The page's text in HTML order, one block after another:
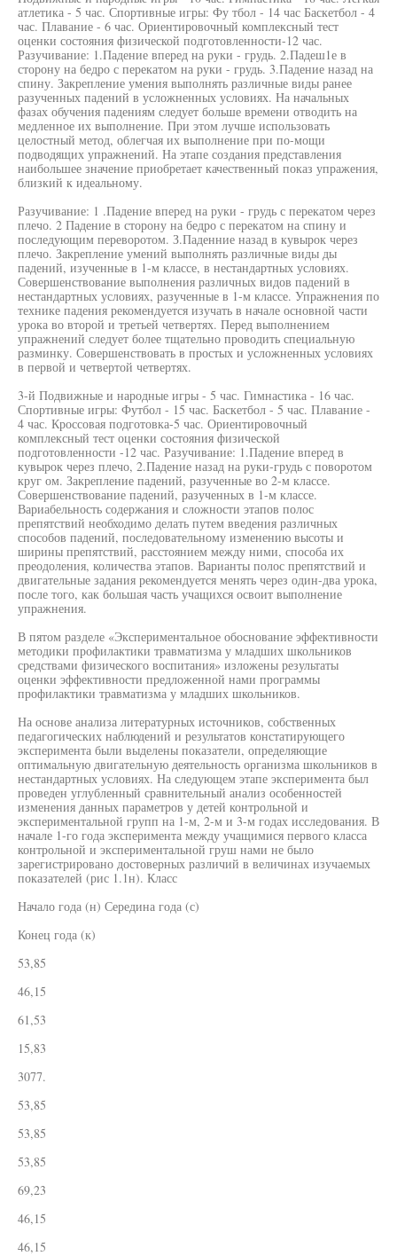
атлетика - 5 час. Спортивные игры: Фу тбол - 14 час Баскетбол - 4
час. Плавание - 6 час. Ориентировочный комплексный тест
оценки состояния физической подготовленности-12 час.
Разучивание: 1.Падение вперед на руки - грудь. 2.Падеш1е в
сторону на бедро с перекатом на руки - грудь. 3.Падение назад на
спину. Закрепление умения выполнять различные виды ранее
разученных падений в усложненных условиях. На начальных
фазах обучения падениям следует больше времени отводить на
медленное их выполнение. При этом лучше использовать
целостный метод, облегчая их выполнение при по-мощи
подводящих упражнений. На этапе создания представления
наибольшее значение приобретает качественный показ упражения,
близкий к идеальному.
Разучивание: 1 .Падение вперед на руки - грудь с перекатом через
плечо. 2 Падение в сторону на бедро с перекатом на спину и
последующим переворотом. З.Паденние назад в кувырок через
плечо. Закрепление умений выполнять различные виды ды
падений, изученные в 1-м классе, в нестандартных условиях.
Совершенствование выполнения различных видов падений в
нестандартных условиях, разученные в 1-м классе. Упражнения по
технике падения рекомендуется изучать в начале основной части
урока во второй и третьей четвертях. Перед выполнением
упражнений следует более тщательно проводить специальную
разминку. Совершенствовать в простых и усложненных условиях
в первой и четвертой четвертях.
3-й Подвижные и народные игры - 5 час. Гимнастика - 16 час.
Спортивные игры: Футбол - 15 час. Баскетбол - 5 час. Плавание -
4 час. Кроссовая подготовка-5 час. Ориентировочный
комплексный тест оценки состояния физической
подготовленности -12 час. Разучивание: 1.Падение вперед в
кувырок через плечо, 2.Падение назад на руки-грудь с поворотом
круг ом. Закрепление падений, разученные во 2-м классе.
Совершенствование падений, разученных в 1-м классе.
Вариабельность содержания и сложности этапов полос
препятствий необходимо делать путем введения различных
способов падений, последовательному изменению высоты и
ширины препятствий, расстоянием между ними, способа их
преодоления, количества этапов. Варианты полос препятствий и
двигательные задания рекомендуется менять через один-два урока,
после того, как большая часть учащихся освоит выполнение
упражнения.
В пятом разделе «Экспериментальное обоснование эффективности
методики профилактики травматизма у младших школьников
средствами физического воспитания» изложены результаты
оценки эффективности предложенной нами программы
профилактики травматизма у младших школьников.
На основе анализа литературных источников, собственных
педагогических наблюдений и результатов констатирующего
эксперимента были выделены показатели, определяющие
оптимальную двигательную деятельность организма школьников в
нестандартных условиях. На следующем этапе эксперимента был
проведен углубленный сравнительный анализ особенностей
изменения данных параметров у детей контрольной и
экспериментальной групп на 1-м, 2-м и 3-м годах исследования. В
начале 1-го года эксперимента между учащимися первого класса
контрольной и экспериментальной груш нами не было
зарегистрировано достоверных различий в величинах изучаемых
показателей (рис 1.1н). Класс
Начало года (н) Середина года (с)
Конец года (к)
53,85
46,15
61,53
15,83
3077.
53,85
53,85
53,85
69,23
46,15
46,15